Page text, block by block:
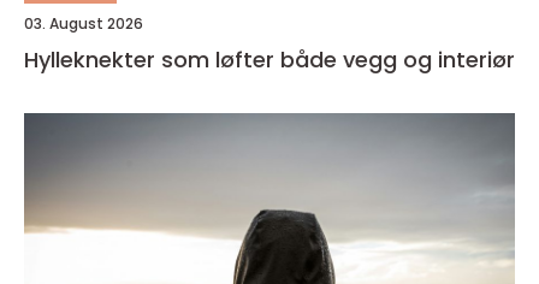
03. August 2026
Hylleknekter som løfter både vegg og interiør